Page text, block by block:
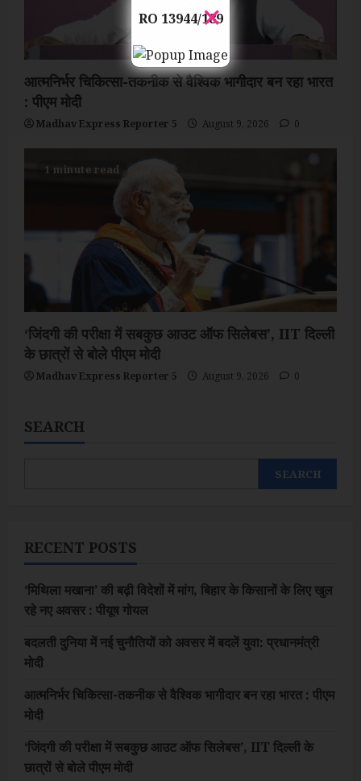
RO 13944/189
×
आत्मनिर्भर चिकित्सा-तकनीक से वैश्विक भागीदार बन रहा भारत
: पीएम मोदी
Madhav Express Reporter 5 August 9, 2026 0
1 minute read
‘जिंदगी की परीक्षा में सबकुछ आउट ऑफ सिलेबस’, IIT दिल्ली
के छात्रों से बोले पीएम मोदी
Madhav Express Reporter 5 August 9, 2026 0
SEARCH
SEARCH
RECENT POSTS
‘मिथिला मखाना’ की बढ़ी विदेशों में मांग, बिहार के किसानों के लिए खुल
रहे नए अवसर : पीयूष गोयल
बदलती दुनिया में नई चुनौतियों को अवसर में बदलें युवा: प्रधानमंत्री
मोदी
आत्मनिर्भर चिकित्सा-तकनीक से वैश्विक भागीदार बन रहा भारत : पीएम
मोदी
‘जिंदगी की परीक्षा में सबकुछ आउट ऑफ सिलेबस’, IIT दिल्ली के
छात्रों से बोले पीएम मोदी